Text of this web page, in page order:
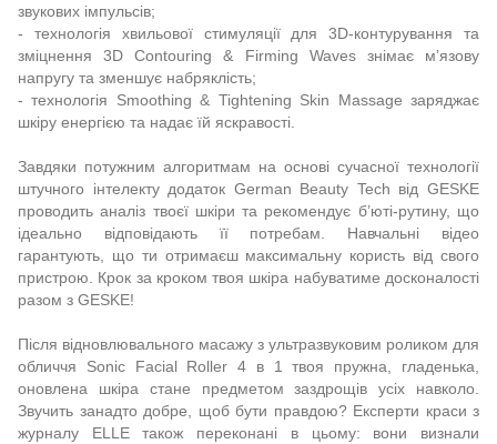
звукових імпульсів;
- технологія хвильової стимуляції для 3D-контурування та
зміцнення 3D Contouring & Firming Waves знімає мʼязову
напругу та зменшує набряклість;
- технологія Smoothing & Tightening Skin Massage заряджає
шкіру енергією та надає їй яскравості.
Завдяки потужним алгоритмам на основі сучасної технології
штучного інтелекту додаток German Beauty Tech від GESKE
проводить аналіз твоєї шкіри та рекомендує б’юті-рутину, що
ідеально відповідають її потребам. Навчальні відео
гарантують, що ти отримаєш максимальну користь від свого
пристрою. Крок за кроком твоя шкіра набуватиме досконалості
разом з GESKE!
Після відновлювального масажу з ультразвуковим роликом для
обличчя Sonic Facial Roller 4 в 1 твоя пружна, гладенька,
оновлена шкіра стане предметом заздрощів усіх навколо.
Звучить занадто добре, щоб бути правдою? Експерти краси з
журналу ELLE також переконані в цьому: вони визнали